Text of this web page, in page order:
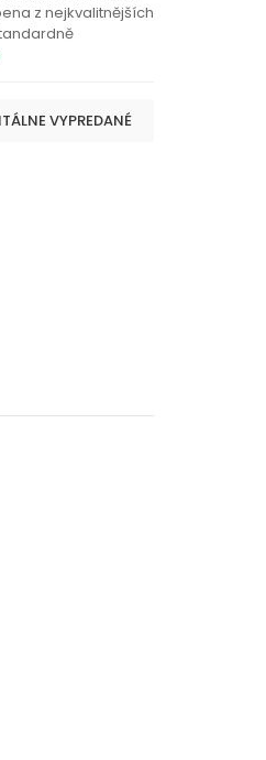
z nejkvalitnějších
VYPREDANÉ